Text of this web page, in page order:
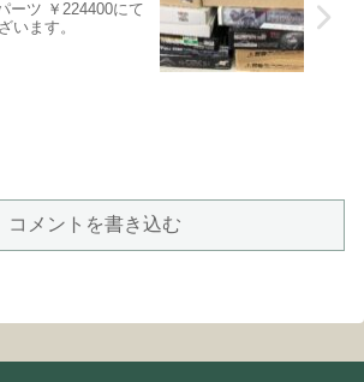
ツ ￥224400にて
います。
コメントを書き込む